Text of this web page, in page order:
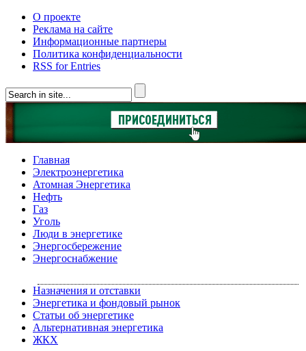
О проекте
Реклама на сайте
Информационные партнеры
Политика конфиденциальности
RSS for Entries
Главная
Электроэнергетика
Атомная Энергетика
Нефть
Газ
Уголь
Люди в энергетике
Энергосбережение
Энергоснабжение
Назначения и отставки
Энергетика и фондовый рынок
Статьи об энергетике
Альтернативная энергетика
ЖКХ